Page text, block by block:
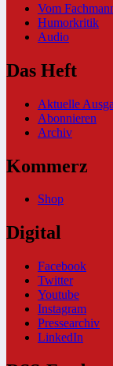
Vom
Humorkritik
Audio
Das Heft
Aktuelle
Abonnieren
Archiv
Kommerz
Shop
Digital
Facebook
Twitter
Youtube
Instagram
Pressearchiv
LinkedIn